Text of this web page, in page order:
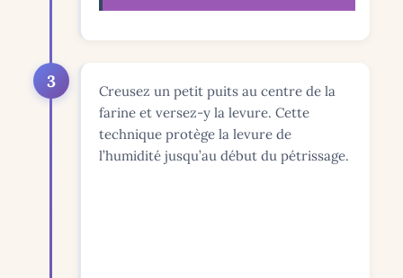
3
Creusez un petit puits au centre de la
farine et versez-y la levure. Cette
technique protège la levure de
l’humidité jusqu’au début du pétrissage.